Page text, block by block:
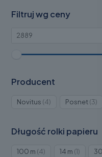
Filtruj wg ceny
Producent
Novitus 4ProduktyPosnet 3
Długość rolki papieru
100 m 4Produkty
14 m 1Produkt